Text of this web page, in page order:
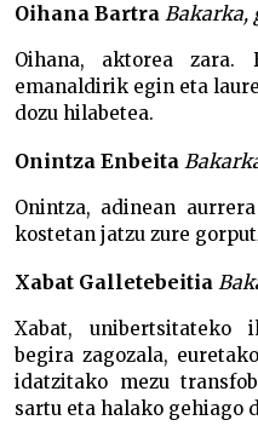
Oihana Bartra Bakarka,
Oihana, aktorea zara.
emanaldirik egin eta
dozu hilabetea.
Onintza Enbeita
Onintza, adinean
kostetan jatzu zure
Xabat Galletebeitia
Xabat, unibertsitateko
begira zagozala,
idatzitako mezu
sartu eta halako gehiago